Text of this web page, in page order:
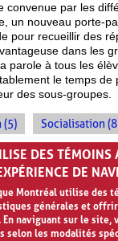
convenue par les
un nouveau porte-
pour recueillir des
dans les
parole à tous les
le temps de
des sous-groupes.
(5) Socialisation
pairs (7)DES TÉMOINS
DE
Montréal utilise des
générales et
naviguant sur le site,
selon les modalités